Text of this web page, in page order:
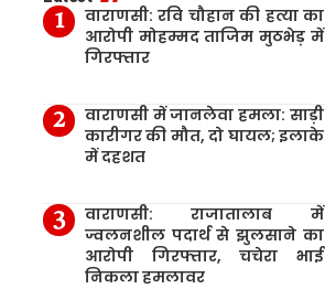
वाराणसी: रवि चौहान की हत्या का
आरोपी मोहम्मद ताजिम मुठभेड़ में
गिरफ्तार
वाराणसी में जानलेवा हमला: साड़ी
कारीगर की मौत, दो घायल; इलाके
में दहशत
वाराणसी: राजातालाब में
ज्वलनशील पदार्थ से झुलसाने का
आरोपी गिरफ्तार, चचेरा भाई
निकला हमलावर